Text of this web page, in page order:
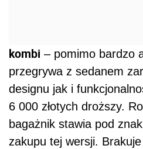
kombi – pomimo bardzo
przegrywa z sedanem
designu jak i
6 000 złotych droższy.
bagażnik stawia pod
zakupu tej wersji.